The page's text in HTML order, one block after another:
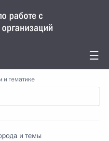
работе с
и тематике
и темы